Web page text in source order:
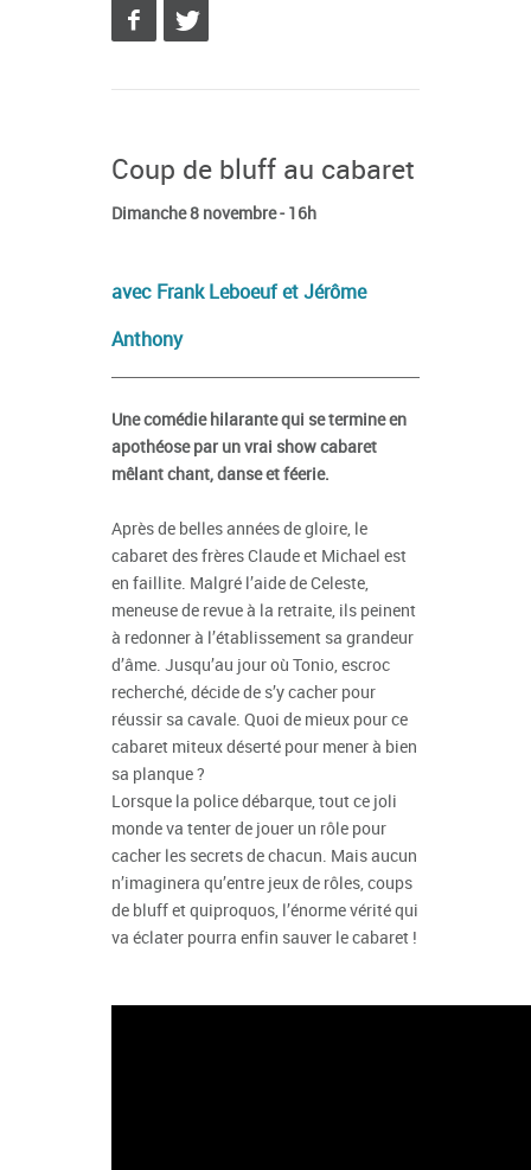
Coup de bluff au cabaret
Dimanche 8 novembre - 16h
avec Frank Leboeuf et Jérôme
Anthony
Une comédie hilarante qui se termine en
apothéose par un vrai show cabaret
mêlant chant, danse et féerie.
Après de belles années de gloire, le
cabaret des frères Claude et Michael est
en faillite. Malgré l’aide de Celeste,
meneuse de revue à la retraite, ils peinent
à redonner à l’établissement sa grandeur
d’âme. Jusqu’au jour où Tonio, escroc
recherché, décide de s’y cacher pour
réussir sa cavale. Quoi de mieux pour ce
cabaret miteux déserté pour mener à bien
sa planque ?
Lorsque la police débarque, tout ce joli
monde va tenter de jouer un rôle pour
cacher les secrets de chacun. Mais aucun
n’imaginera qu’entre jeux de rôles, coups
de bluff et quiproquos, l’énorme vérité qui
va éclater pourra enfin sauver le cabaret !